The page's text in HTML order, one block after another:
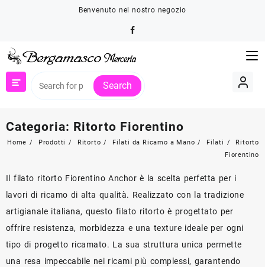
Benvenuto nel nostro negozio
Search
Categoria: Ritorto Fiorentino
Home Prodotti Ritorto Filati da Ricamo a Mano Filati
Ritorto
Fiorentino
Il filato ritorto Fiorentino Anchor è la scelta perfetta per i
lavori di ricamo di alta qualità. Realizzato con la tradizione
artigianale italiana, questo filato ritorto è progettato per
offrire resistenza, morbidezza e una texture ideale per ogni
tipo di progetto ricamato. La sua struttura unica permette
una resa impeccabile nei ricami più complessi, garantendo